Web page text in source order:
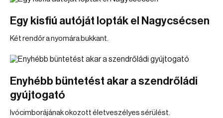
Egy kisfiú autóját lopták el Nagycsécsen
Két rendőr a nyomára bukkant.
Enyhébb büntetést akar a szendrőládi
gyújtogató
Ivócimborájának okozott életveszélyes sérülést.